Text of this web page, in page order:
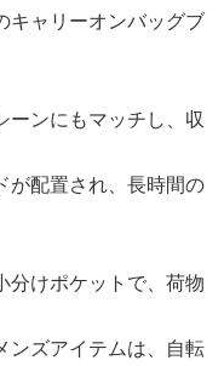
キャリーオンバッグブ
ーンにもマッチし、収
が配置され、長時間の
分けポケットで、荷物
ンズアイテムは、自転